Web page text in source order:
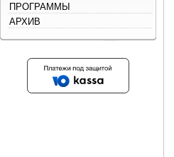
ПРОГРАММЫ
АРХИВ